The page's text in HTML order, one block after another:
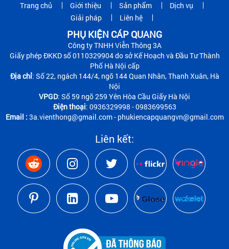
Trang chủ Giới thiệu Sản phẩm
Dịch vụ
Giải pháp
Liên hệ
PHỤ KIỆN CÁP QUANG
Công ty TNHH Viễn Thông 3A
Giấy phép ĐKKD số 0110329904 do sở Kế Hoạch và Đầu Tư Thành
Phố Hà Nội cấp
Địa chỉ: Số 22, ngách 144/4, ngõ 144 Quan Nhân, Thanh Xuân, Hà
Nội
VPGD: Số 59 ngõ 259 Yên Hòa Cầu Giấy Hà Nội
Điện thoại: 0936329998 - 0983699563
Email : 3a.vienthong@gmail.com - phukiencapquangvn@gmail.com
Liên kết: